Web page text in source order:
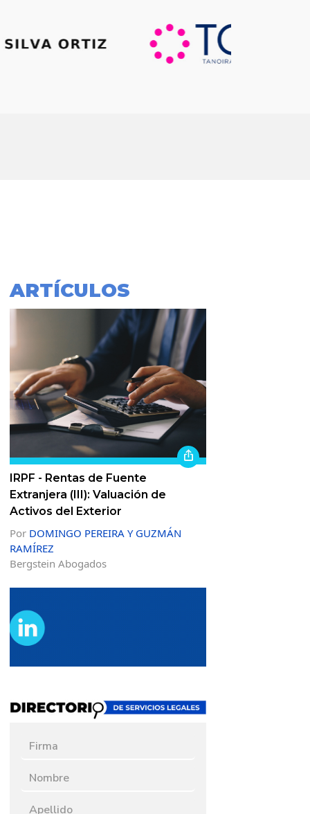
ARTÍCULOS
IRPF - Rentas de Fuente
Extranjera (III): Valuación de
Activos del Exterior
Por DOMINGO PEREIRA Y GUZMÁN
RAMÍREZ
Bergstein Abogados